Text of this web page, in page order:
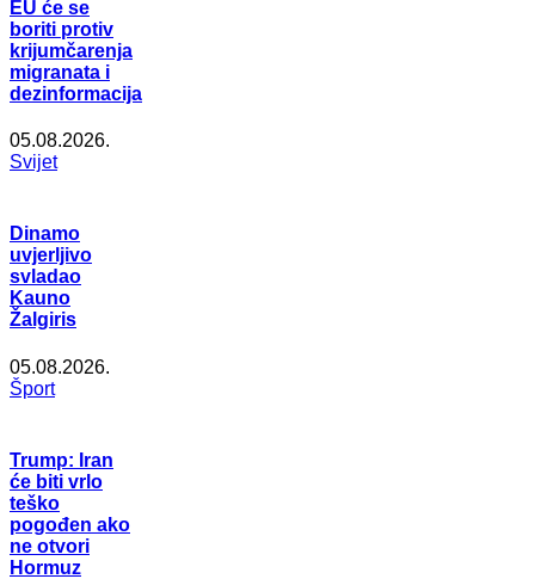
EU će se
boriti protiv
krijumčarenja
migranata i
dezinformacija
05.08.2026.
Svijet
Dinamo
uvjerljivo
svladao
Kauno
Žalgiris
05.08.2026.
Šport
Trump: Iran
će biti vrlo
teško
pogođen ako
ne otvori
Hormuz